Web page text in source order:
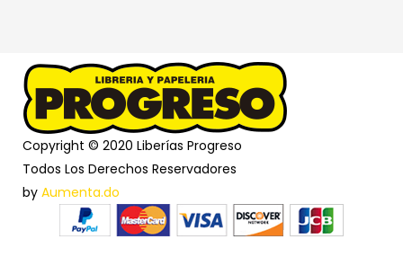
Copyright © 2020 Liberías Progreso
Todos Los Derechos Reservadores
by Aumenta.do